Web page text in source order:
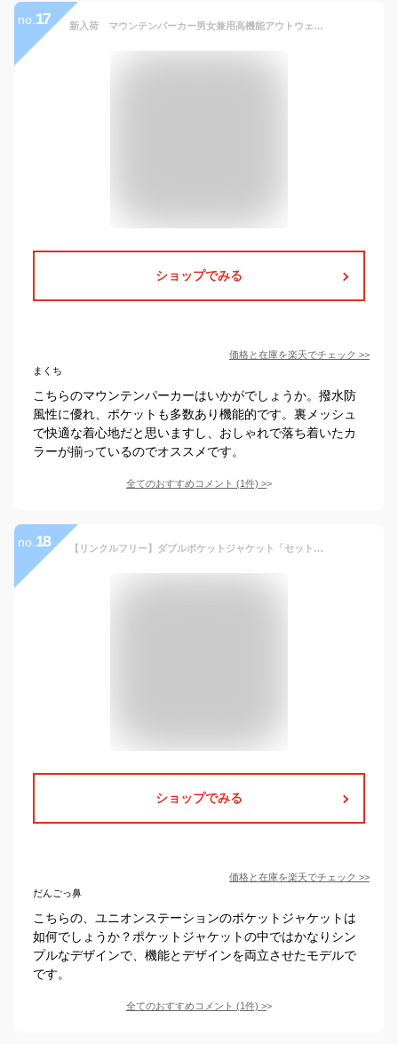
no. 17 新入荷 マウンテンパーカー男女兼用高機能アウトウェアジャケット 春夏秋 ウィンドブレーカー アノラック 登山服 アウトドア ジャケット コート 防寒 防風 撥水 春服 防水 透湿 保温 スノボ ウェア キャンプ 通勤運動山登り釣りスキー 大き ポケット
ショップでみる
価格と在庫を楽天でチェック >>
まくち
こちらのマウンテンパーカーはいかがでしょうか。撥水防
風性に優れ、ポケットも多数あり機能的です。裏メッシュ
で快適な着心地だと思いますし、おしゃれで落ち着いたカ
ラーが揃っているのでオススメです。
全てのおすすめコメント (1件) >
no. 18 【リンクルフリー】ダブルポケットジャケット「セットアップ可能」形態安定/ウォッシャブル／ユニオンステーション（UNION STATION）
ショップでみる
価格と在庫を楽天でチェック >>
だんごっ鼻
こちらの、ユニオンステーションのポケットジャケットは
如何でしょうか？ポケットジャケットの中ではかなりシン
プルなデザインで、機能とデザインを両立させたモデルで
です。
全てのおすすめコメント (1件) >